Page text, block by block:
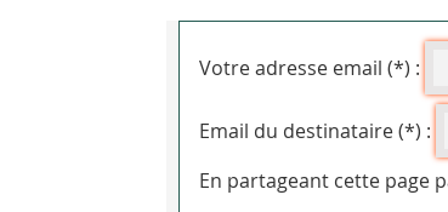
Votre adresse email (*) :
Email du destinataire (*) :
En partageant cette page